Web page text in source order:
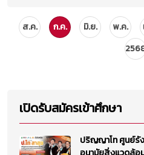
ส.ค. ก.ค. มิ.ย. พ.ค.
เปิดรับสมัครเข้าศึกษา
ปริญญาโท ศูนย์รั